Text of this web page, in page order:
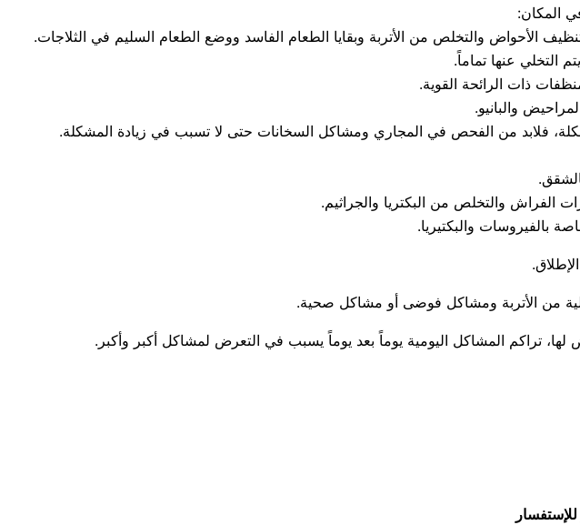
المكان:
الأحواض والتخلص من الأتربة وبقايا الطعام الفاسد ووضع الطعام السليم في الثلاجات.
التخلي عنها تماماً.
ذات الرائحة القوية.
والبانيو.
فلابد من الفحص في المجاري ومشاكل السخانات حتى لا تسبب في زيادة المشكلة.
والتخلص من البكتريا والجراثيم.
بالفيروسات والبكتيريا.
من الأتربة ومشاكل فوضى أو مشاكل صحية.
تراكم المشاكل اليومية يوماً بعد يوماً يسبب في التعرض لمشاكل أكبر وأكبر.